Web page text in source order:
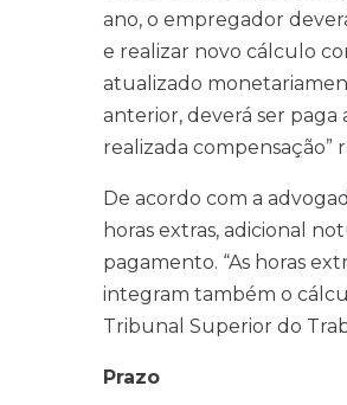
ano, o empregador
e realizar novo cálculo
atualizado
anterior, deverá ser
realizada compensação”
De acordo com a
horas extras, adicional
pagamento. “As horas
integram também o
Tribunal Superior do
Prazo